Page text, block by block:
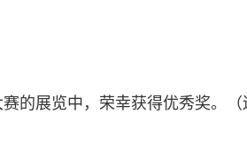
的展览中，荣幸获得优秀奖。（